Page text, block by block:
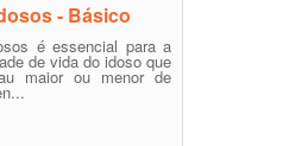
- Básico
é essencial para a
de vida do idoso que
maior ou menor de